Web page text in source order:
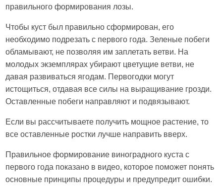
правильного формирования лозы.
Чтобы куст был правильно сформирован, его
необходимо подрезать с первого года. Зеленые побеги
обламывают, не позволяя им заплетать ветви. На
молодых экземплярах убирают цветущие ветви, не
давая развиваться ягодам. Первогодки могут
истощиться, отдавая все силы на выращивание грозди.
Оставленные побеги направляют и подвязывают.
Если вы рассчитываете получить мощное растение, то
все оставленные ростки лучше направить вверх.
Правильное формирование виноградного куста с
первого года показано в видео, которое поможет понять
основные принципы процедуры и предупредит ошибки.